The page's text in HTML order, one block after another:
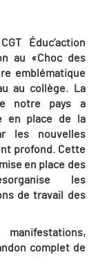
Éduc’action
au «Choc des
emblématique
au collège. La
notre pays a
en place de la
les nouvelles
profond. Cette
en place des
les
de travail des
manifestations,
complet de